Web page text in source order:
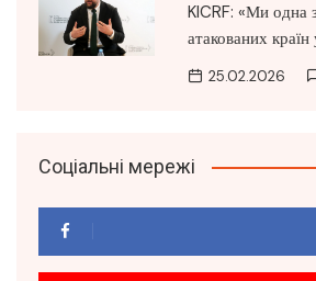
KICRF: «Ми одна
атакованих країн
25.02.2026
Соціальні мережі